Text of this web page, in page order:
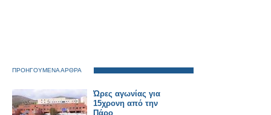
ΠΡΟΗΓΟΥΜΕΝΑ ΑΡΘΡΑ
Ώρες αγωνίας για
15χρονη από την
Πάρο